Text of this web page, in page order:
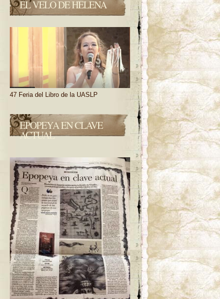
EL VELO DE HELENA
47 Feria del Libro de la UASLP
EPOPEYA EN CLAVE
ACTUAL